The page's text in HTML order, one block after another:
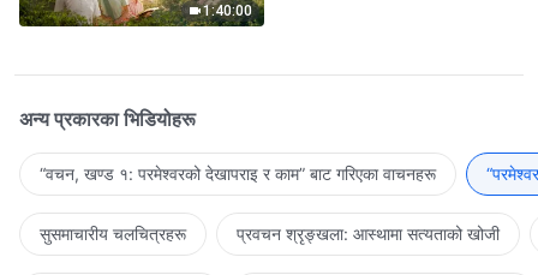
1:40:00
अन्य प्रकारका भिडियोहरू
“वचन, खण्ड १: परमेश्‍वरको देखापराइ र काम” बाट गरिएका वाचनहरू
सुसमाचारीय चलचित्रहरू प्रवचन श्रृङ्खला: आस्थामा सत्यताको खोजी